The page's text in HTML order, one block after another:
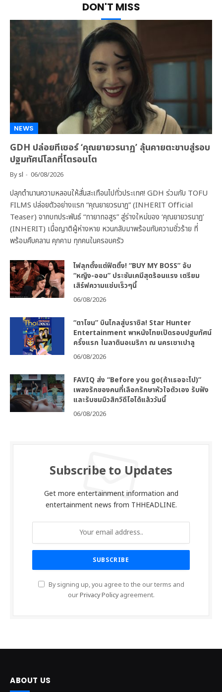
DON'T MISS
NEWS
GDH ปล่อยทีเซอร์ ‘คุณยายวรนาฏ’ ลุ้นคายตะขาบสู่รอบ
ปฐมทัศน์โลกที่โตรอนโต
Bysl 06/08/2026
ปลุกตำนานความหลอนให้สั่นสะเทือนไปทั่วประเทศ! GDH ร่วมกับ TOFU
FILMS ปล่อยตัวอย่างแรก “คุณยายวรนาฏ” (INHERIT Official
Teaser) จากบทประพันธ์ “ทายาทอสูร” สู่ร่างใหม่ของ ‘คุณยายวรนาฏ’
(INHERIT) เมื่อญาติผู้ห่างหาย หวนกลับมาพร้อมกับความชั่วร้าย ที่
พร้อมคืบคลาน คุกคาม ทุกคนในครอบครัว
ไฟลุกตั้งแต่ฟิตติ้ง! “BUY MY BOSS” จับ
“หญิง-ออม” ประชันเคมีสุดร้อนแรง เตรียม
เสิร์ฟความแซ่บเร็วๆนี้
06/08/2026
“ตาโขน” บินไกลสู่บราซิล! Star Hunter
Entertainment พาหนังไทยเปิดรอบปฐมทัศน์
ครั้งแรก ในลาตินอเมริกา ณ นครเซาเปาลู
06/08/2026
FAVIQ ส่ง “Before you go(ถ้าเธอจะไป)”
เพลงรักของคนที่เลือกรักษาหัวใจตัวเอง รับฟัง
และรับชมมิวสิกวิดีโอได้แล้ววันนี้
06/08/2026
Subscribe to Updates
Get more entertainment information and
entertainment news from THHEADLINE.
By signing up, you agree to the our terms and
ourPrivacy Policyagreement.
ABOUT US